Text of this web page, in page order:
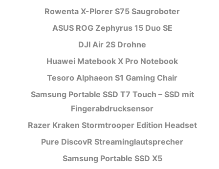
Rowenta X-Plorer S75 Saugroboter
ASUS ROG Zephyrus 15 Duo SE
DJI Air 2S Drohne
Huawei Matebook X Pro Notebook
Tesoro Alphaeon S1 Gaming Chair
Samsung Portable SSD T7 Touch – SSD mit
Fingerabdrucksensor
Razer Kraken Stormtrooper Edition Headset
Pure DiscovR Streaminglautsprecher
Samsung Portable SSD X5